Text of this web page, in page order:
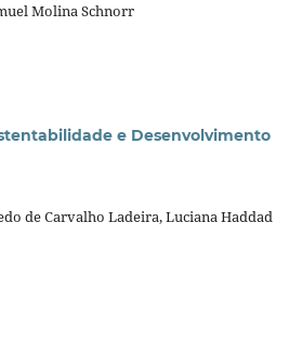
Molina Schnorr
e Desenvolvimento
de Carvalho Ladeira, Luciana Haddad